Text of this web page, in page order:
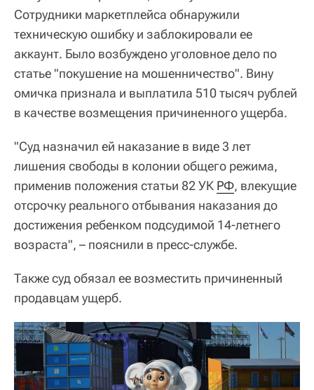
Сотрудники маркетплейса обнаружили
техническую ошибку и заблокировали ее
аккаунт. Было возбуждено уголовное дело по
статье "покушение на мошенничество". Вину
омичка признала и выплатила 510 тысяч рублей
в качестве возмещения причиненного ущерба.
"Суд назначил ей наказание в виде 3 лет
лишения свободы в колонии общего режима,
применив положения статьи 82 УК РФ, влекущие
отсрочку реального отбывания наказания до
достижения ребенком подсудимой 14-летнего
возраста", – пояснили в пресс-службе.
Также суд обязал ее возместить причиненный
продавцам ущерб.